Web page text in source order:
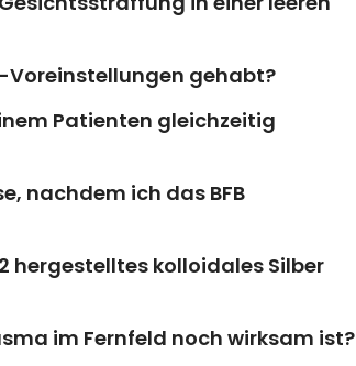
Voreinstellungen gehabt?
Patienten gleichzeitig
nachdem ich das BFB
hergestelltes kolloidales Silber
im Fernfeld noch wirksam ist?